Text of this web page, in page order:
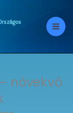
növekvő